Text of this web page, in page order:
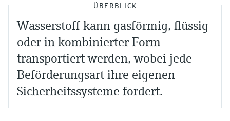
ÜBERBLICK
Wasserstoff kann gasförmig, flüssig
oder in kombinierter Form
transportiert werden, wobei jede
Beförderungsart ihre eigenen
Sicherheitssysteme fordert.